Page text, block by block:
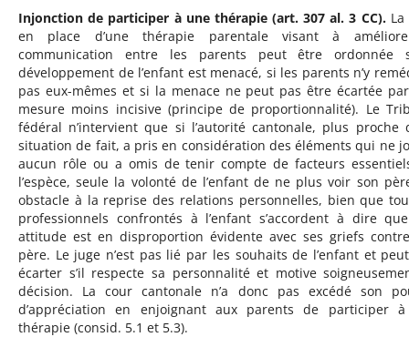
Injonction de participer à une thérapie (art. 307 al. 3 CC).La
en place d’une thérapie parentale visant à
communication entre les parents peut être ordonnée
développement de l’enfant est menacé, si les parents n’y
pas eux-mêmes et si la menace ne peut pas être écartée
mesure moins incisive (principe de proportionnalité). Le
fédéral n’intervient que si l’autorité cantonale, plus proche
situation de fait, a pris en considération des éléments qui ne
aucun rôle ou a omis de tenir compte de facteurs
l’espèce, seule la volonté de l’enfant de ne plus voir son
obstacle à la reprise des relations personnelles, bien que
professionnels confrontés à l’enfant s’accordent à dire
attitude est en disproportion évidente avec ses griefs
père. Le juge n’est pas lié par les souhaits de l’enfant et peut
écarter s’il respecte sa personnalité et motive
décision. La cour cantonale n’a donc pas excédé son
d’appréciation en enjoignant aux parents de participer
thérapie (consid. 5.1 et 5.3).